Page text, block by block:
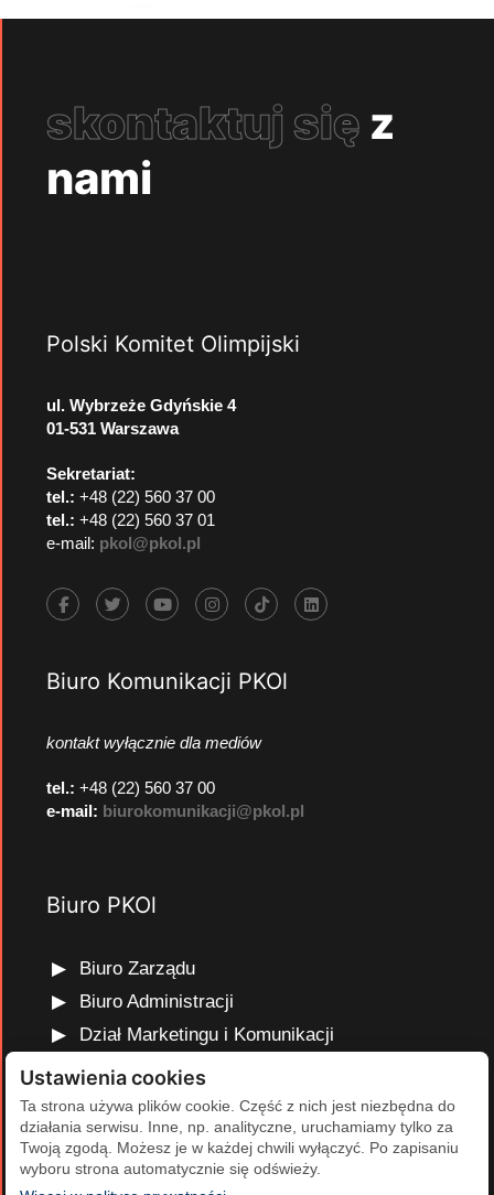
skontaktuj się z
nami
Polski Komitet Olimpijski
ul. Wybrzeże Gdyńskie 4
01-531 Warszawa
Sekretariat:
tel.: +48 (22) 560 37 00
tel.: +48 (22) 560 37 01
e-mail: pkol@pkol.pl
Biuro Komunikacji PKOl
kontakt wyłącznie dla mediów
tel.: +48 (22) 560 37 00
e-mail: biurokomunikacji@pkol.pl
Biuro PKOl
Biuro Zarządu
Biuro Administracji
Dział Marketingu i Komunikacji
Dział Edukacji Olimpijskiej
Dział Finansów i Kadr
Dział Projektów Olimpijskich
Dział Programów Rozwojowych
Ustawienia cookies
Ta strona używa plików cookie. Część z nich jest niezbędna do
działania serwisu. Inne, np. analityczne, uruchamiamy tylko za
Twoją zgodą. Możesz je w każdej chwili wyłączyć. Po zapisaniu
wyboru strona automatycznie się odświeży.